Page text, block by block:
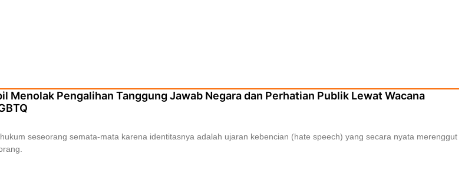
Menolak Pengalihan Tanggung Jawab Negara dan Perhatian Publik Lewat Wacana
seseorang semata-mata karena identitasnya adalah ujaran kebencian (hate speech) yang secara nyata merenggut